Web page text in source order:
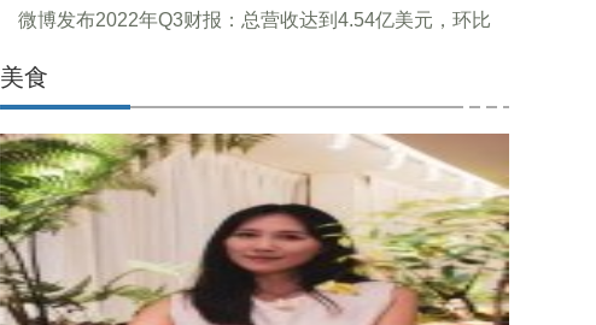
微博发布2022年Q3财报：总营收达到4.54亿美元，环比
美食